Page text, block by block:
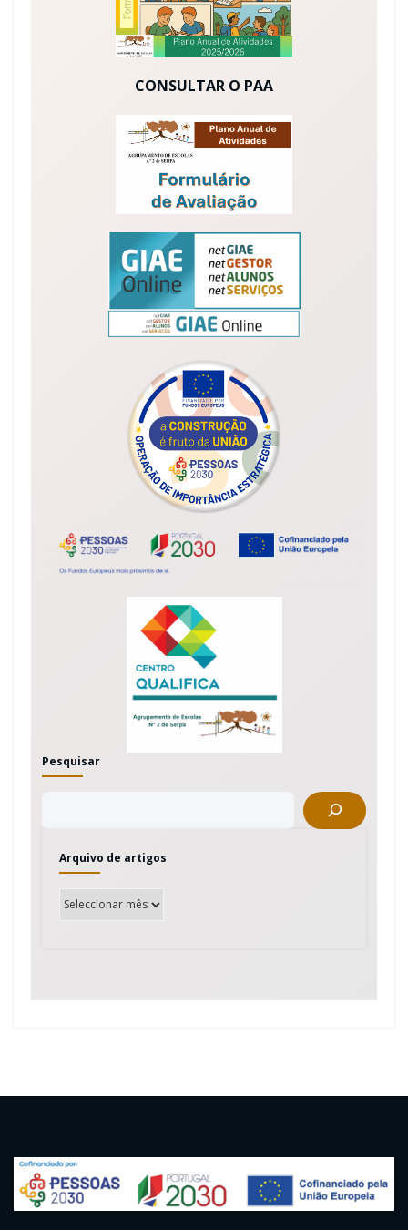
CONSULTAR O PAA
Pesquisar
Arquivo de artigos